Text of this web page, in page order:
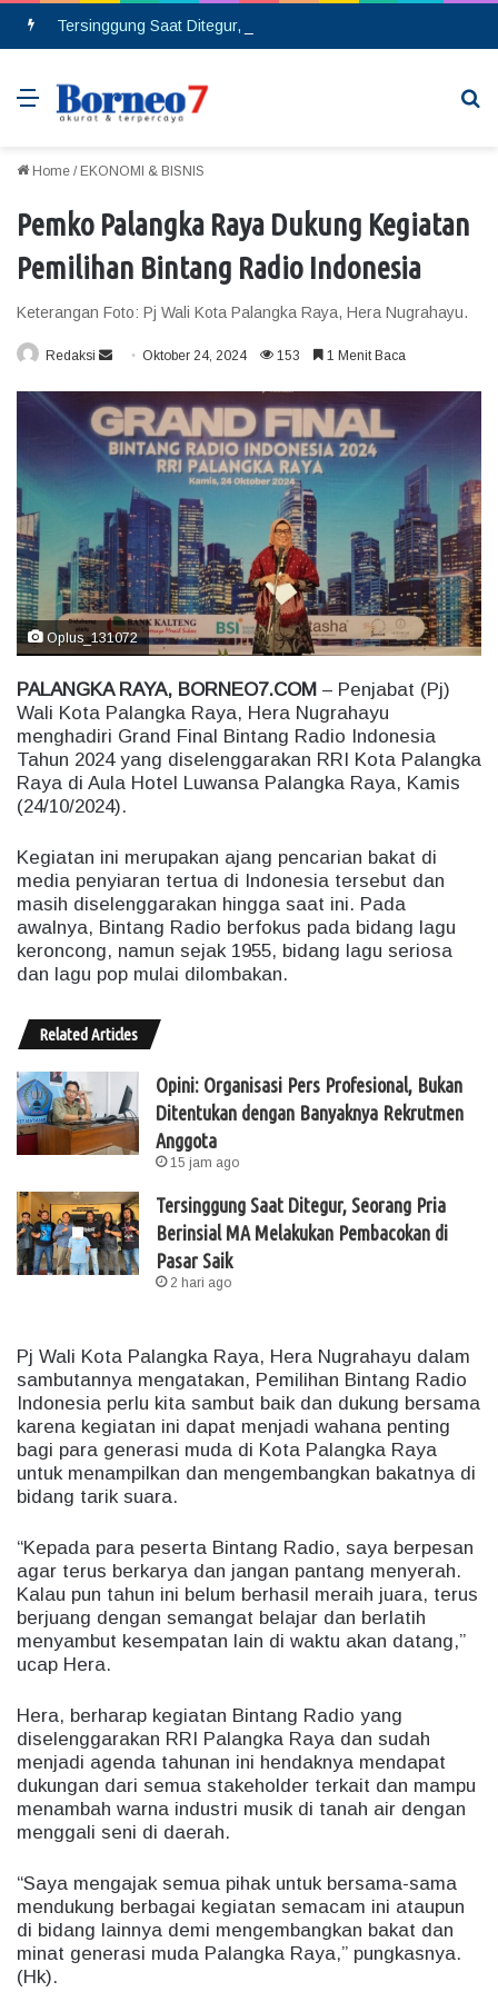
Menu
Home / EKONOMI & BISNIS
Pemko Palangka Raya Dukung Kegiatan
Pemilihan Bintang Radio Indonesia
Keterangan Foto: Pj Wali Kota Palangka Raya, Hera Nugrahayu.
Redaksi
n
d
a
e
a
i
l
Oktober 24, 2024 153 1 Menit Baca
Oplus_131072
PALANGKA RAYA, BORNEO7.COM – Penjabat (Pj)
Wali Kota Palangka Raya, Hera Nugrahayu
menghadiri Grand Final Bintang Radio Indonesia
Tahun 2024 yang diselenggarakan RRI Kota Palangka
Raya di Aula Hotel Luwansa Palangka Raya, Kamis
(24/10/2024).
Kegiatan ini merupakan ajang pencarian bakat di
media penyiaran tertua di Indonesia tersebut dan
masih diselenggarakan hingga saat ini. Pada
awalnya, Bintang Radio berfokus pada bidang lagu
keroncong, namun sejak 1955, bidang lagu seriosa
dan lagu pop mulai dilombakan.
Related Articles
Opini: Organisasi Pers Profesional, Bukan
Ditentukan dengan Banyaknya Rekrutmen
Anggota
15 jam ago
Tersinggung Saat Ditegur, Seorang Pria
Berinsial MA Melakukan Pembacokan di
Pasar Saik
2 hari ago
Pj Wali Kota Palangka Raya, Hera Nugrahayu dalam
sambutannya mengatakan, Pemilihan Bintang Radio
Indonesia perlu kita sambut baik dan dukung bersama
karena kegiatan ini dapat menjadi wahana penting
bagi para generasi muda di Kota Palangka Raya
untuk menampilkan dan mengembangkan bakatnya di
bidang tarik suara.
“Kepada para peserta Bintang Radio, saya berpesan
agar terus berkarya dan jangan pantang menyerah.
Kalau pun tahun ini belum berhasil meraih juara, terus
berjuang dengan semangat belajar dan berlatih
menyambut kesempatan lain di waktu akan datang,”
ucap Hera.
Hera, berharap kegiatan Bintang Radio yang
diselenggarakan RRI Palangka Raya dan sudah
menjadi agenda tahunan ini hendaknya mendapat
dukungan dari semua stakeholder terkait dan mampu
menambah warna industri musik di tanah air dengan
menggali seni di daerah.
“Saya mengajak semua pihak untuk bersama-sama
mendukung berbagai kegiatan semacam ini ataupun
di bidang lainnya demi mengembangkan bakat dan
minat generasi muda Palangka Raya,” pungkasnya.
(Hk).